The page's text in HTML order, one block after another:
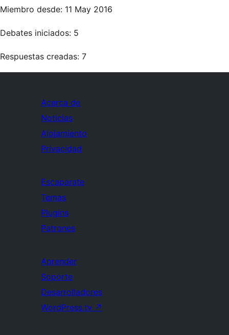
Miembro desde: 11 May 2016
Debates iniciados: 5
Respuestas creadas: 7
Acerca de
Noticias
Alojamiento
Privacidad
Escaparate
Temas
Plugins
Patrones
Aprender
Soporte
Desarrolladores
WordPress.tv ↗